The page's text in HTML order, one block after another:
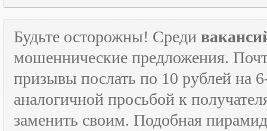
Будьте осторожны! Среди
мошеннические предложения.
призывы послать по 10 рублей на
аналогичной просьбой к
заменить своим. Подобная